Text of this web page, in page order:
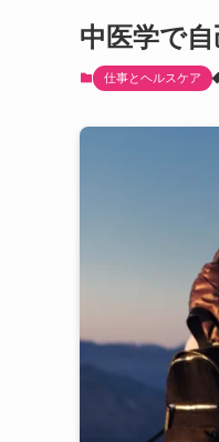
中医学で
仕事とヘルスケア